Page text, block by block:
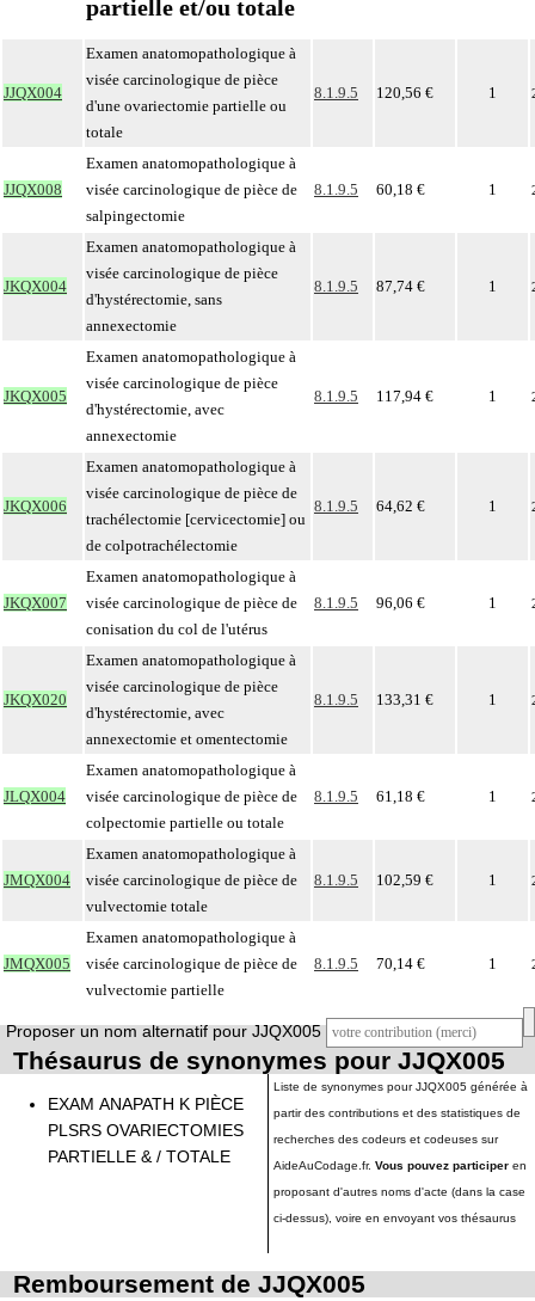
partielle et/ou totale
JJQX004
Examen anatomopathologique à
visée carcinologique de pièce
d'une ovariectomie partielle ou
totale
8.1.9.5 120,56 € 1
JJQX008
Examen anatomopathologique à
visée carcinologique de pièce de
salpingectomie
8.1.9.5 60,18 € 1
JKQX004
Examen anatomopathologique à
visée carcinologique de pièce
d'hystérectomie, sans
annexectomie
8.1.9.5 87,74 € 1
JKQX005
Examen anatomopathologique à
visée carcinologique de pièce
d'hystérectomie, avec
annexectomie
8.1.9.5 117,94 € 1
JKQX006
Examen anatomopathologique à
visée carcinologique de pièce de
trachélectomie [cervicectomie] ou
de colpotrachélectomie
8.1.9.5 64,62 € 1
JKQX007
Examen anatomopathologique à
visée carcinologique de pièce de
conisation du col de l'utérus
8.1.9.5 96,06 € 1
JKQX020
Examen anatomopathologique à
visée carcinologique de pièce
d'hystérectomie, avec
annexectomie et omentectomie
8.1.9.5 133,31 € 1
JLQX004
Examen anatomopathologique à
visée carcinologique de pièce de
colpectomie partielle ou totale
8.1.9.5 61,18 € 1
JMQX004
Examen anatomopathologique à
visée carcinologique de pièce de
vulvectomie totale
8.1.9.5 102,59 € 1
JMQX005
Examen anatomopathologique à
visée carcinologique de pièce de
vulvectomie partielle
8.1.9.5 70,14 € 1
Proposer un nom alternatif pour JJQX005
Thésaurus de synonymes pour JJQX005
EXAM ANAPATH K PIÈCE
PLSRS OVARIECTOMIES
PARTIELLE & / TOTALE
Liste de synonymes pour JJQX005 générée à
partir des contributions et des statistiques de
recherches des codeurs et codeuses sur
AideAuCodage.fr. Vous pouvez participer en
proposant d'autres noms d'acte (dans la case
ci-dessus), voire en envoyant vos thésaurus
Remboursement de JJQX005